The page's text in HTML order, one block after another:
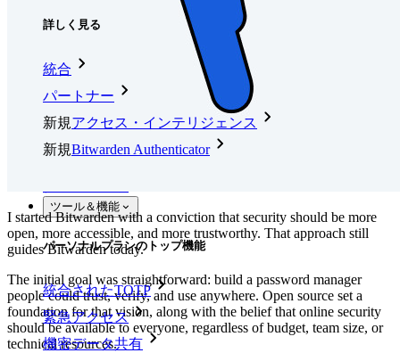
詳しく見る
統合
パートナー
新規アクセス・インテリジェンス
新規Bitwarden Authenticator
ツール＆機能
パーソナルプランのトップ機能
統合されたTOTP
緊急アクセス
機密データ共有
I started Bitwarden with a conviction that security should be more
open, more accessible, and more trustworthy. That approach still
guides Bitwarden today.
The initial goal was straightforward: build a password manager
people could trust, verify, and use anywhere. Open source set a
foundation for that vision, along with the belief that online security
should be available to everyone, regardless of budget, team size, or
technical resources.